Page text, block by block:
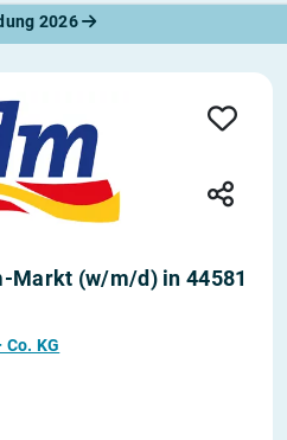
2026
Markt (w/m/d) in 44581
KG